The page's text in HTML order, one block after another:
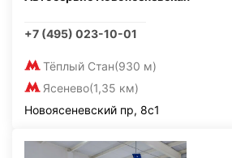
+7 (495) 023-10-01
Тёплый Стан(930 м)
Ясенево(1,35 км)
Новоясеневский пр, 8с1